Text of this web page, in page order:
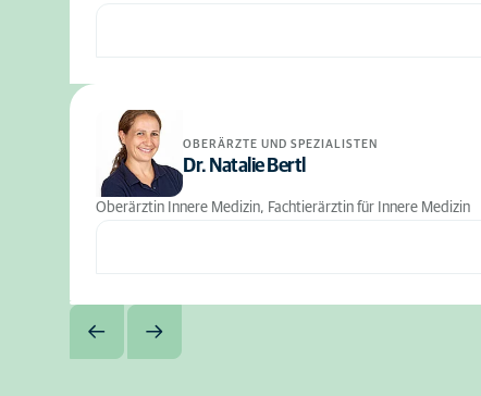
OBERÄRZTE UND SPEZIALISTEN
Dr. Natalie Bertl
Oberärztin Innere Medizin, Fachtierärztin für Innere Medizin